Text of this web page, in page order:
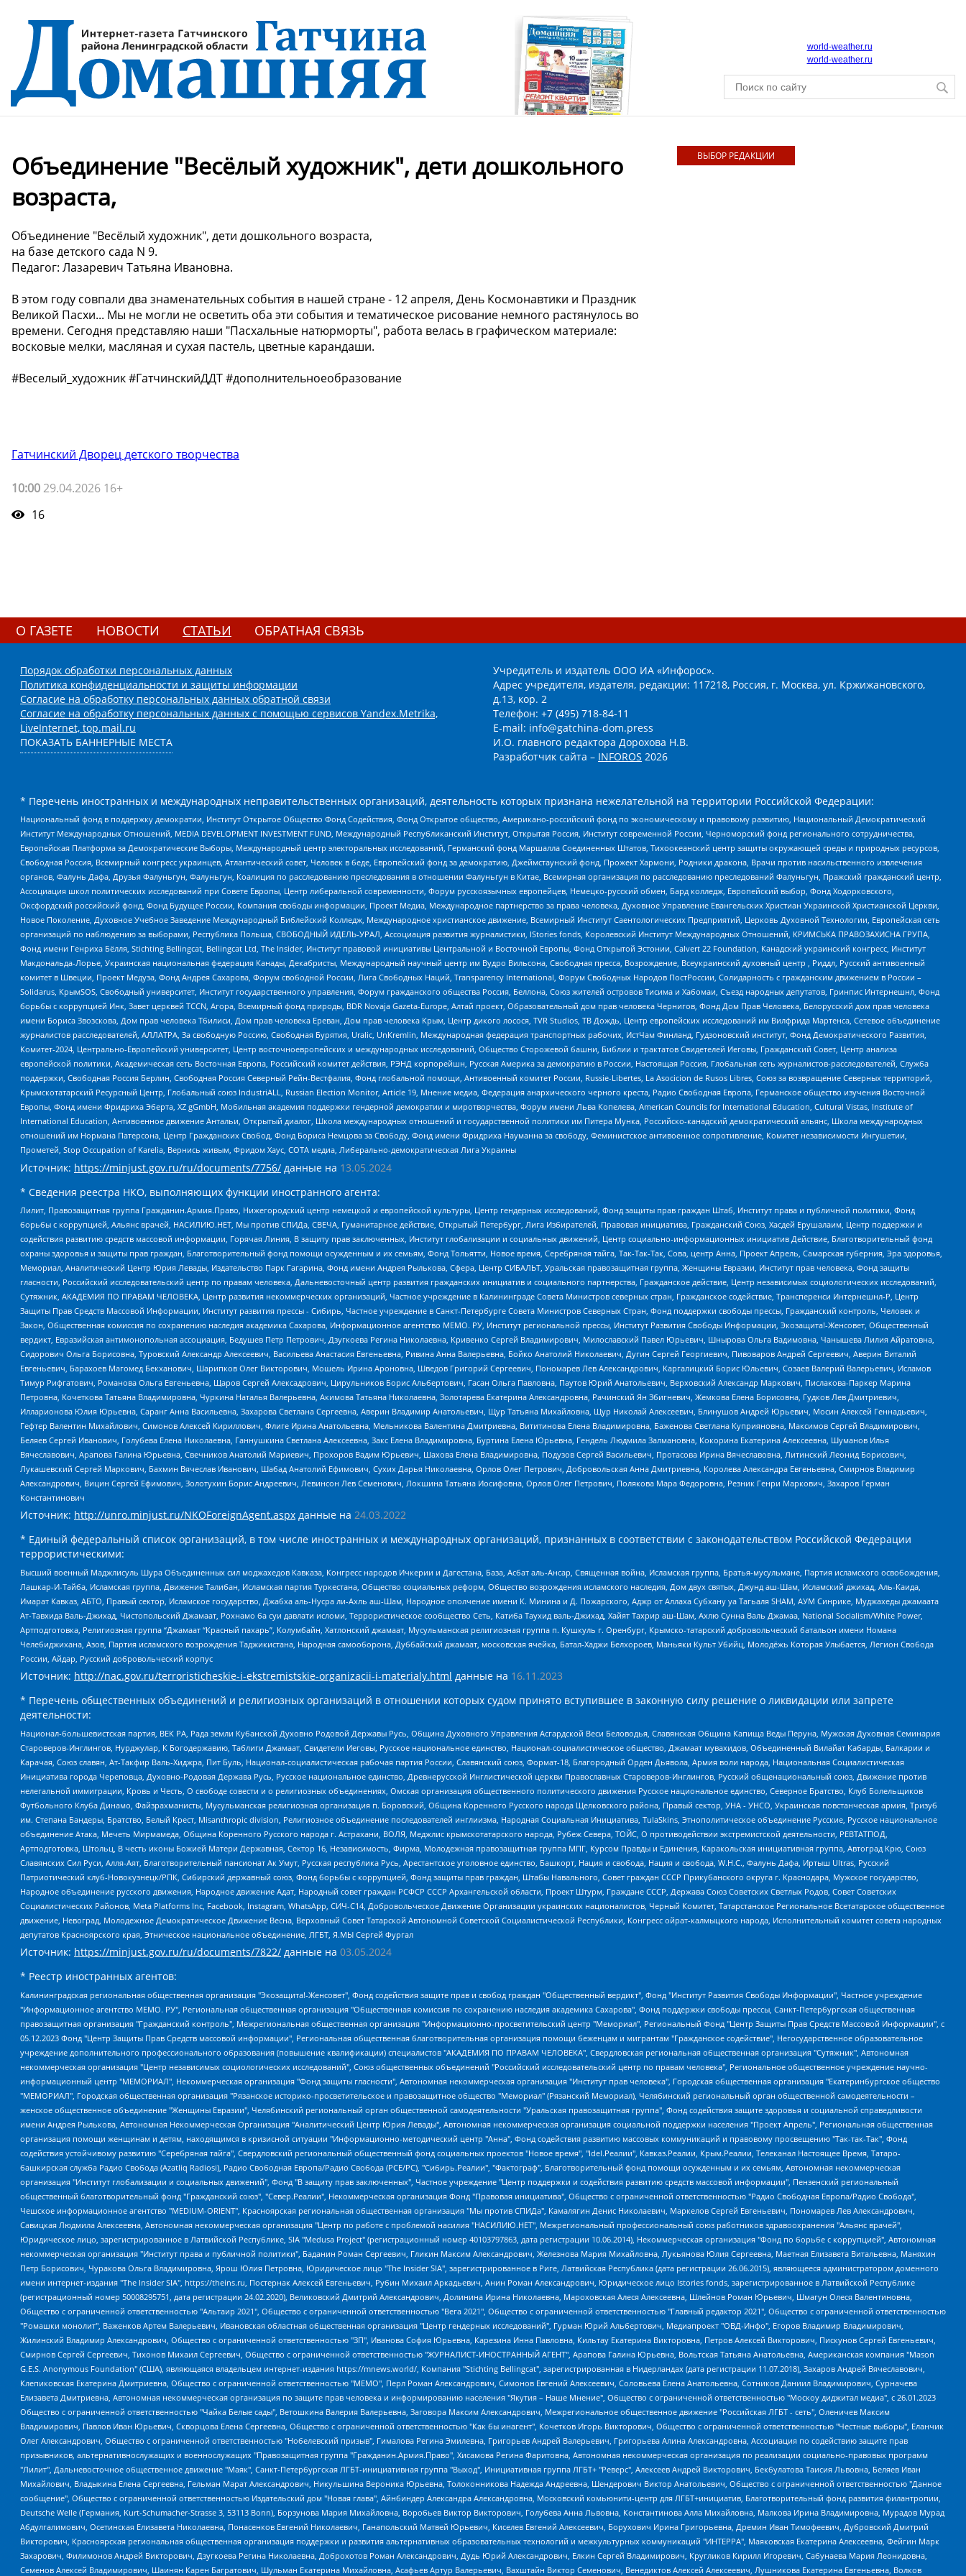
world-weather.ru
world-weather.ru
Объединение "Весёлый художник", дети дошкольного
возраста,
Объединение "Весёлый художник", дети дошкольного возраста,
на базе детского сада N 9.
Педагог: Лазаревич Татьяна Ивановна.
В этом году совпали два знаменательных события в нашей стране - 12 апреля, День Космонавтики и Праздник
Великой Пасхи... Мы не могли не осветить оба эти события и тематическое рисование немного растянулось во
времени. Сегодня представляю наши "Пасхальные натюрморты", работа велась в графическом материале:
восковые мелки, масляная и сухая пастель, цветные карандаши.
#Веселый_художник #ГатчинскийДДТ #дополнительноеобразование
Гатчинский Дворец детского творчества
10:00 29.04.2026 16+
16
ВЫБОР РЕДАКЦИИ
О ГАЗЕТЕ НОВОСТИ СТАТЬИ ОБРАТНАЯ СВЯЗЬ
Порядок обработки персональных данных
Политика конфиденциальности и защиты информации
Согласие на обработку персональных данных обратной связи
Согласие на обработку персональных данных с помощью сервисов Yandex.Metrika,
LiveInternet, top.mail.ru
ПОКАЗАТЬ БАННЕРНЫЕ МЕСТА
Учредитель и издатель ООО ИА «Инфорос».
Адрес учредителя, издателя, редакции: 117218, Россия, г. Москва, ул. Кржижановского,
д.13, кор. 2
Телефон: +7 (495) 718-84-11
E-mail: info@gatchina-dom.press
И.О. главного редактора Дорохова Н.В.
Разработчик сайта – INFOROS 2026
* Перечень иностранных и международных неправительственных организаций, деятельность которых признана нежелательной на территории Российской Федерации:
Национальный фонд в поддержку демократии, Институт Открытое Общество Фонд Содействия, Фонд Открытое общество, Американо-российский фонд по экономическому и правовому развитию, Национальный Демократический
Институт Международных Отношений, MEDIA DEVELOPMENT INVESTMENT FUND, Международный Республиканский Институт, Открытая Россия, Институт современной России, Черноморский фонд регионального сотрудничества,
Европейская Платформа за Демократические Выборы, Международный центр электоральных исследований, Германский фонд Маршалла Соединенных Штатов, Тихоокеанский центр защиты окружающей среды и природных ресурсов,
Свободная Россия, Всемирный конгресс украинцев, Атлантический совет, Человек в беде, Европейский фонд за демократию, Джеймстаунский фонд, Прожект Хармони, Родники дракона, Врачи против насильственного извлечения
органов, Фалунь Дафа, Друзья Фалуньгун, Фалуньгун, Коалиция по расследованию преследования в отношении Фалуньгун в Китае, Всемирная организация по расследованию преследований Фалуньгун, Пражский гражданский центр,
Ассоциация школ политических исследований при Совете Европы, Центр либеральной современности, Форум русскоязычных европейцев, Немецко-русский обмен, Бард колледж, Европейский выбор, Фонд Ходорковского,
Оксфордский российский фонд, Фонд Будущее России, Компания свободы информации, Проект Медиа, Международное партнерство за права человека, Духовное Управление Евангельских Христиан Украинской Христианской Церкви,
Новое Поколение, Духовное Учебное Заведение Международный Библейский Колледж, Международное христианское движение, Всемирный Институт Саентологических Предприятий, Церковь Духовной Технологии, Европейская сеть
организаций по наблюдению за выборами, Республика Польша, СВОБОДНЫЙ ИДЕЛЬ-УРАЛ, Ассоциация развития журналистики, IStories fonds, Королевский Институт Международных Отношений, КРИМСЬКА ПРАВОЗАХИСНА ГРУПА,
Фонд имени Генриха Бёлля, Stichting Bellingcat, Bellingcat Ltd, The Insider, Институт правовой инициативы Центральной и Восточной Европы, Фонд Открытой Эстонии, Calvert 22 Foundation, Канадский украинский конгресс, Институт
Макдональда-Лорье, Украинская национальная федерация Канады, Декабристы, Международный научный центр им Вудро Вильсона, Свободная пресса, Возрождение, Всеукраинский духовный центр , Риддл, Русский антивоенный
комитет в Швеции, Проект Медуза, Фонд Андрея Сахарова, Форум свободной России, Лига Свободных Наций, Transparеncy International, Форум Свободных Народов ПостРоссии, Солидарность с гражданским движением в России –
Solidarus, КрымSOS, Свободный университет, Институт государственного управления, Форум гражданского общества Россия, Беллона, Союз жителей островов Тисима и Хабомаи, Съезд народных депутатов, Гринпис Интернешнл, Фонд
борьбы с коррупцией Инк, Завет церквей TCCN, Агора, Всемирный фонд природы, BDR Novaja Gazeta-Europe, Алтай проект, Образовательный дом прав человека Чернигов, Фонд Дом Прав Человека, Белорусский дом прав человека
имени Бориса Звозскова, Дом прав человека Тбилиси, Дом прав человека Ереван, Дом прав человека Крым, Центр дикого лосося, TVR Studios, ТВ Дождь, Центр европейских исследований им Вилфрида Мартенса, Сетевое объединение
журналистов расследователей, АЛЛАТРА, За свободную Россию, Свободная Бурятия, Uralic, UnKremlin, Международная федерация транспортных рабочих, ИстЧам Финланд, Гудзоновский институт, Фонд Демократического Развития,
Комитет-2024, Центрально-Европейский университет, Центр восточноевропейских и международных исследований, Общество Сторожевой башни, Библии и трактатов Свидетелей Иеговы, Гражданский Совет, Центр анализа
европейской политики, Академическая сеть Восточная Европа, Российский комитет действия, РЭНД корпорейшн, Русская Америка за демократию в России, Настоящая Россия, Глобальная сеть журналистов-расследователей, Служба
поддержки, Свободная Россия Берлин, Свободная Россия Северный Рейн-Вестфалия, Фонд глобальной помощи, Антивоенный комитет России, Russie-Libertes, La Asocicion de Rusos Libres, Союз за возвращение Северных территорий,
Крымскотатарский Ресурсный Центр, Глобальный союз IndustriALL, Russian Election Monitor, Article 19, Мнение медиа, Федерация анархического черного креста, Радио Свободная Европа, Германское общество изучения Восточной
Европы, Фонд имени Фридриха Эберта, XZ gGmbH, Мобильная академия поддержки гендерной демократии и миротворчества, Форум имени Льва Копелева, American Councils for International Education, Cultural Vistas, Institute of
International Education, Антивоенное движение Антальи, Открытый диалог, Школа международных отношений и государственной политики им Питера Мунка, Российско-канадский демократический альянс, Школа международных
отношений им Нормана Патерсона, Центр Гражданских Свобод, Фонд Бориса Немцова за Свободу, Фонд имени Фридриха Науманна за свободу, Феминистское антивоенное сопротивление, Комитет независимости Ингушетии,
Прометей, Stop Occupation of Karelia, Вернись живым, Фридом Хаус, СОТА медиа, Либерально-демократическая Лига Украины
Источник: https://minjust.gov.ru/ru/documents/7756/ данные на 13.05.2024
* Сведения реестра НКО, выполняющих функции иностранного агента:
Лилит, Правозащитная группа Гражданин.Армия.Право, Нижегородский центр немецкой и европейской культуры, Центр гендерных исследований, Фонд защиты прав граждан Штаб, Институт права и публичной политики, Фонд
борьбы с коррупцией, Альянс врачей, НАСИЛИЮ.НЕТ, Мы против СПИДа, СВЕЧА, Гуманитарное действие, Открытый Петербург, Лига Избирателей, Правовая инициатива, Гражданский Союз, Хасдей Ерушалаим, Центр поддержки и
содействия развитию средств массовой информации, Горячая Линия, В защиту прав заключенных, Институт глобализации и социальных движений, Центр социально-информационных инициатив Действие, Благотворительный фонд
охраны здоровья и защиты прав граждан, Благотворительный фонд помощи осужденным и их семьям, Фонд Тольятти, Новое время, Серебряная тайга, Так-Так-Так, Сова, центр Анна, Проект Апрель, Самарская губерния, Эра здоровья,
Мемориал, Аналитический Центр Юрия Левады, Издательство Парк Гагарина, Фонд имени Андрея Рылькова, Сфера, Центр СИБАЛЬТ, Уральская правозащитная группа, Женщины Евразии, Институт прав человека, Фонд защиты
гласности, Российский исследовательский центр по правам человека, Дальневосточный центр развития гражданских инициатив и социального партнерства, Гражданское действие, Центр независимых социологических исследований,
Сутяжник, АКАДЕМИЯ ПО ПРАВАМ ЧЕЛОВЕКА, Центр развития некоммерческих организаций, Частное учреждение в Калининграде Совета Министров северных стран, Гражданское содействие, Трансперенси Интернешнл-Р, Центр
Защиты Прав Средств Массовой Информации, Институт развития прессы - Сибирь, Частное учреждение в Санкт-Петербурге Совета Министров Северных Стран, Фонд поддержки свободы прессы, Гражданский контроль, Человек и
Закон, Общественная комиссия по сохранению наследия академика Сахарова, Информационное агентство МЕМО. РУ, Институт региональной прессы, Институт Развития Свободы Информации, Экозащита!-Женсовет, Общественный
вердикт, Евразийская антимонопольная ассоциация, Бедушев Петр Петрович, Дзугкоева Регина Николаевна, Кривенко Сергей Владимирович, Милославский Павел Юрьевич, Шнырова Ольга Вадимовна, Чанышева Лилия Айратовна,
Сидорович Ольга Борисовна, Туровский Александр Алексеевич, Васильева Анастасия Евгеньевна, Ривина Анна Валерьевна, Бойко Анатолий Николаевич, Дугин Сергей Георгиевич, Пивоваров Андрей Сергеевич, Аверин Виталий
Евгеньевич, Барахоев Магомед Бекханович, Шарипков Олег Викторович, Мошель Ирина Ароновна, Шведов Григорий Сергеевич, Пономарев Лев Александрович, Каргалицкий Борис Юльевич, Созаев Валерий Валерьевич, Исламов
Тимур Рифгатович, Романова Ольга Евгеньевна, Щаров Сергей Алексадрович, Цирульников Борис Альбертович, Гасан Ольга Павловна, Паутов Юрий Анатольевич, Верховский Александр Маркович, Пислакова-Паркер Марина
Петровна, Кочеткова Татьяна Владимировна, Чуркина Наталья Валерьевна, Акимова Татьяна Николаевна, Золотарева Екатерина Александровна, Рачинский Ян Збигневич, Жемкова Елена Борисовна, Гудков Лев Дмитриевич,
Илларионова Юлия Юрьевна, Саранг Анна Васильевна, Захарова Светлана Сергеевна, Аверин Владимир Анатольевич, Щур Татьяна Михайловна, Щур Николай Алексеевич, Блинушов Андрей Юрьевич, Мосин Алексей Геннадьевич,
Гефтер Валентин Михайлович, Симонов Алексей Кириллович, Флиге Ирина Анатольевна, Мельникова Валентина Дмитриевна, Вититинова Елена Владимировна, Баженова Светлана Куприяновна, Максимов Сергей Владимирович,
Беляев Сергей Иванович, Голубева Елена Николаевна, Ганнушкина Светлана Алексеевна, Закс Елена Владимировна, Буртина Елена Юрьевна, Гендель Людмила Залмановна, Кокорина Екатерина Алексеевна, Шуманов Илья
Вячеславович, Арапова Галина Юрьевна, Свечников Анатолий Мариевич, Прохоров Вадим Юрьевич, Шахова Елена Владимировна, Подузов Сергей Васильевич, Протасова Ирина Вячеславовна, Литинский Леонид Борисович,
Лукашевский Сергей Маркович, Бахмин Вячеслав Иванович, Шабад Анатолий Ефимович, Сухих Дарья Николаевна, Орлов Олег Петрович, Добровольская Анна Дмитриевна, Королева Александра Евгеньевна, Смирнов Владимир
Александрович, Вицин Сергей Ефимович, Золотухин Борис Андреевич, Левинсон Лев Семенович, Локшина Татьяна Иосифовна, Орлов Олег Петрович, Полякова Мара Федоровна, Резник Генри Маркович, Захаров Герман
Константинович
Источник: http://unro.minjust.ru/NKOForeignAgent.aspx данные на 24.03.2022
* Единый федеральный список организаций, в том числе иностранных и международных организаций, признанных в соответствии с законодательством Российской Федерации
террористическими:
Высший военный Маджлисуль Шура Объединенных сил моджахедов Кавказа, Конгресс народов Ичкерии и Дагестана, База, Асбат аль-Ансар, Священная война, Исламская группа, Братья-мусульмане, Партия исламского освобождения,
Лашкар-И-Тайба, Исламская группа, Движение Талибан, Исламская партия Туркестана, Общество социальных реформ, Общество возрождения исламского наследия, Дом двух святых, Джунд аш-Шам, Исламский джихад, Аль-Каида,
Имарат Кавказ, АБТО, Правый сектор, Исламское государство, Джабха аль-Нусра ли-Ахль аш-Шам, Народное ополчение имени К. Минина и Д. Пожарского, Аджр от Аллаха Субхану уа Тагьаля SHAM, АУМ Синрике, Муджахеды джамаата
Ат-Тавхида Валь-Джихад, Чистопольский Джамаат, Рохнамо ба суи давлати исломи, Террористическое сообщество Сеть, Катиба Таухид валь-Джихад, Хайят Тахрир аш-Шам, Ахлю Сунна Валь Джамаа, National Socialism/White Power,
Артподготовка, Религиозная группа “Джамаат “Красный пахарь”, Колумбайн, Хатлонский джамаат, Мусульманская религиозная группа п. Кушкуль г. Оренбург, Крымско-татарский добровольческий батальон имени Номана
Челебиджихана, Азов, Партия исламского возрождения Таджикистана, Народная самооборона, Дуббайский джамаат, московская ячейка, Батал-Хаджи Белхороев, Маньяки Культ Убийц, Молодёжь Которая Улыбается, Легион Свобода
России, Айдар, Русский добровольческий корпус
Источник: http://nac.gov.ru/terroristicheskie-i-ekstremistskie-organizacii-i-materialy.html данные на 16.11.2023
* Перечень общественных объединений и религиозных организаций в отношении которых судом принято вступившее в законную силу решение о ликвидации или запрете
деятельности:
Национал-большевистская партия, ВЕК РА, Рада земли Кубанской Духовно Родовой Державы Русь, Община Духовного Управления Асгардской Веси Беловодья, Славянская Община Капища Веды Перуна, Мужская Духовная Семинария
Староверов-Инглингов, Нурджулар, К Богодержавию, Таблиги Джамаат, Свидетели Иеговы, Русское национальное единство, Национал-социалистическое общество, Джамаат мувахидов, Объединенный Вилайат Кабарды, Балкарии и
Карачая, Союз славян, Ат-Такфир Валь-Хиджра, Пит Буль, Национал-социалистическая рабочая партия России, Славянский союз, Формат-18, Благородный Орден Дьявола, Армия воли народа, Национальная Социалистическая
Инициатива города Череповца, Духовно-Родовая Держава Русь, Русское национальное единство, Древнерусской Инглистической церкви Православных Староверов-Инглингов, Русский общенациональный союз, Движение против
нелегальной иммиграции, Кровь и Честь, О свободе совести и о религиозных объединениях, Омская организация общественного политического движения Русское национальное единство, Северное Братство, Клуб Болельщиков
Футбольного Клуба Динамо, Файзрахманисты, Мусульманская религиозная организация п. Боровский, Община Коренного Русского народа Щелковского района, Правый сектор, УНА - УНСО, Украинская повстанческая армия, Тризуб
им. Степана Бандеры, Братство, Белый Крест, Misanthropic division, Религиозное объединение последователей инглиизма, Народная Социальная Инициатива, TulaSkins, Этнополитическое объединение Русские, Русское национальное
объединение Атака, Мечеть Мирмамеда, Община Коренного Русского народа г. Астрахани, ВОЛЯ, Меджлис крымскотатарского народа, Рубеж Севера, ТОЙС, О противодействии экстремистской деятельности, РЕВТАТПОД,
Артподготовка, Штольц, В честь иконы Божией Матери Державная, Сектор 16, Независимость, Фирма, Молодежная правозащитная группа МПГ, Курсом Правды и Единения, Каракольская инициативная группа, Автоград Крю, Союз
Славянских Сил Руси, Алля-Аят, Благотворительный пансионат Ак Умут, Русская республика Русь, Арестантское уголовное единство, Башкорт, Нация и свобода, Нация и свобода, W.H.С., Фалунь Дафа, Иртыш Ultras, Русский
Патриотический клуб-Новокузнецк/РПК, Сибирский державный союз, Фонд борьбы с коррупцией, Фонд защиты прав граждан, Штабы Навального, Совет граждан СССР Прикубанского округа г. Краснодара, Мужское государство,
Народное объединение русского движения, Народное движение Адат, Народный совет граждан РСФСР СССР Архангельской области, Проект Штурм, Граждане СССР, Держава Союз Советских Светлых Родов, Совет Советских
Социалистических Районов, Meta Platforms Inc, Facebook, Instagram, WhatsApp, СИЧ-С14, Добровольческое Движение Организации украинских националистов, Черный Комитет, Татарстанское Региональное Всетатарское общественное
движение, Невоград, Молодежное Демократическое Движение Весна, Верховный Совет Татарской Автономной Советской Социалистической Республики, Конгресс ойрат-калмыцкого народа, Исполнительный комитет совета народных
депутатов Красноярского края, Этническое национальное объединение, ЛГБТ, Я.МЫ Сергей Фургал
Источник: https://minjust.gov.ru/ru/documents/7822/ данные на 03.05.2024
* Реестр иностранных агентов:
Калининградская региональная общественная организация "Экозащита!-Женсовет", Фонд содействия защите прав и свобод граждан "Общественный вердикт", Фонд "Институт Развития Свободы Информации", Частное учреждение "Информационное агентство МЕМО. РУ", Региональная общественная организация "Общественная комиссия по сохранению наследия академика Сахарова", Фонд поддержки свободы прессы, Санкт-Петербургская общественная правозащитная организация "Гражданский контроль", Межрегиональная общественная организация "Информационно-просветительский центр "Мемориал", Региональный Фонд "Центр Защиты Прав Средств Массовой Информации", с 05.12.2023 Фонд "Центр Защиты Прав Средств массовой информации", Региональная общественная благотворительная организация помощи беженцам и мигрантам "Гражданское содействие", Негосударственное образовательное учреждение дополнительного профессионального образования (повышение квалификации) специалистов "АКАДЕМИЯ ПО ПРАВАМ ЧЕЛОВЕКА", Свердловская региональная общественная организация "Сутяжник", Автономная некоммерческая организация "Центр независимых социологических исследований", Союз общественных объединений "Российский исследовательский центр по правам человека", Региональное общественное учреждение научно-информационный центр "МЕМОРИАЛ", Некоммерческая организация "Фонд защиты гласности", Автономная некоммерческая организация "Институт прав человека", Городская общественная организация "Екатеринбургское общество "МЕМОРИАЛ", Городская общественная организация "Рязанское историко-просветительское и правозащитное общество "Мемориал" (Рязанский Мемориал), Челябинский региональный орган общественной самодеятельности – женское общественное объединение "Женщины Евразии", Челябинский региональный орган общественной самодеятельности "Уральская правозащитная группа", Фонд содействия защите здоровья и социальной справедливости имени Андрея Рылькова, Автономная Некоммерческая Организация "Аналитический Центр Юрия Левады", Автономная некоммерческая организация социальной поддержки населения "Проект Апрель", Региональная общественная организация помощи женщинам и детям, находящимся в кризисной ситуации "Информационно-методический центр "Анна", Фонд содействия развитию массовых коммуникаций и правовому просвещению "Так-так-Так", Фонд содействия устойчивому развитию "Серебряная тайга", Свердловский региональный общественный фонд социальных проектов "Новое время", "Idel.Реалии", Кавказ.Реалии, Крым.Реалии, Телеканал Настоящее Время, Татаро-башкирская служба Радио Свобода (Azatliq Radiosi), Радио Свободная Европа/Радио Свобода (PCE/PC), "Сибирь.Реалии", "Фактограф", Благотворительный фонд помощи осужденным и их семьям, Автономная некоммерческая организация "Институт глобализации и социальных движений", Фонд "В защиту прав заключенных", Частное учреждение "Центр поддержки и содействия развитию средств массовой информации", Пензенский региональный общественный благотворительный фонд "Гражданский союз", "Север.Реалии", Некоммерческая организация Фонд "Правовая инициатива", Общество с ограниченной ответственностью "Радио Свободная Европа/Радио Свобода", Чешское информационное агентство "MEDIUM-ORIENT", Красноярская региональная общественная организация "Мы против СПИДа", Камалягин Денис Николаевич, Маркелов Сергей Евгеньевич, Пономарев Лев Александрович, Савицкая Людмила Алексеевна, Автономная некоммерческая организация "Центр по работе с проблемой насилия "НАСИЛИЮ.НЕТ", Межрегиональный профессиональный союз работников здравоохранения "Альянс врачей", Юридическое лицо, зарегистрированное в Латвийской Республике, SIA "Medusa Project" (регистрационный номер 40103797863, дата регистрации 10.06.2014), Некоммерческая организация "Фонд по борьбе с коррупцией", Автономная некоммерческая организация "Институт права и публичной политики", Баданин Роман Сергеевич, Гликин Максим Александрович, Железнова Мария Михайловна, Лукьянова Юлия Сергеевна, Маетная Елизавета Витальевна, Маняхин Петр Борисович, Чуракова Ольга Владимировна, Ярош Юлия Петровна, Юридическое лицо "The Insider SIA", зарегистрированное в Риге, Латвийская Республика (дата регистрации 26.06.2015), являющееся администратором доменного имени интернет-издания "The Insider SIA", https://theins.ru, Постернак Алексей Евгеньевич, Рубин Михаил Аркадьевич, Анин Роман Александрович, Юридическое лицо Istories fonds, зарегистрированное в Латвийской Республике (регистрационный номер 50008295751, дата регистрации 24.02.2020), Великовский Дмитрий Александрович, Долинина Ирина Николаевна, Мароховская Алеся Алексеевна, Шлейнов Роман Юрьевич, Шмагун Олеся Валентиновна, Общество с ограниченной ответственностью "Альтаир 2021", Общество с ограниченной ответственностью "Вега 2021", Общество с ограниченной ответственностью "Главный редактор 2021", Общество с ограниченной ответственностью "Ромашки монолит", Важенков Артем Валерьевич, Ивановская областная общественная организация "Центр гендерных исследований", Гурман Юрий Альбертович, Медиапроект "ОВД-Инфо", Егоров Владимир Владимирович, Жилинский Владимир Александрович, Общество с ограниченной ответственностью "ЗП", Иванова София Юрьевна, Карезина Инна Павловна, Кильтау Екатерина Викторовна, Петров Алексей Викторович, Пискунов Сергей Евгеньевич, Смирнов Сергей Сергеевич, Тихонов Михаил Сергеевич, Общество с ограниченной ответственностью "ЖУРНАЛИСТ-ИНОСТРАННЫЙ АГЕНТ", Арапова Галина Юрьевна, Вольтская Татьяна Анатольевна, Американская компания "Mason G.E.S. Anonymous Foundation" (США), являющаяся владельцем интернет-издания https://mnews.world/, Компания "Stichting Bellingcat", зарегистрированная в Нидерландах (дата регистрации 11.07.2018), Захаров Андрей Вячеславович, Клепиковская Екатерина Дмитриевна, Общество с ограниченной ответственностью "МЕМО", Перл Роман Александрович, Симонов Евгений Алексеевич, Соловьева Елена Анатольевна, Сотников Даниил Владимирович, Сурначева Елизавета Дмитриевна, Автономная некоммерческая организация по защите прав человека и информированию населения "Якутия – Наше Мнение", Общество с ограниченной ответственностью "Москоу диджитал медиа", с 26.01.2023 Общество с ограниченной ответственностью "Чайка Белые сады", Ветошкина Валерия Валерьевна, Заговора Максим Александрович, Межрегиональное общественное движение "Российская ЛГБТ - сеть", Оленичев Максим Владимирович, Павлов Иван Юрьевич, Скворцова Елена Сергеевна, Общество с ограниченной ответственностью "Как бы инагент", Кочетков Игорь Викторович, Общество с ограниченной ответственностью "Честные выборы", Еланчик Олег Александрович, Общество с ограниченной ответственностью "Нобелевский призыв", Гималова Регина Эмилевна, Григорьев Андрей Валерьевич, Григорьева Алина Александровна, Ассоциация по содействию защите прав призывников, альтернативнослужащих и военнослужащих "Правозащитная группа "Гражданин.Армия.Право", Хисамова Регина Фаритовна, Автономная некоммерческая организация по реализации социально-правовых программ "Лилит", Дальневосточное общественное движение "Маяк", Санкт-Петербургская ЛГБТ-инициативная группа "Выход", Инициативная группа ЛГБТ+ "Реверс", Алексеев Андрей Викторович, Бекбулатова Таисия Львовна, Беляев Иван Михайлович, Владыкина Елена Сергеевна, Гельман Марат Александрович, Никульшина Вероника Юрьевна, Толоконникова Надежда Андреевна, Шендерович Виктор Анатольевич, Общество с ограниченной ответственностью "Данное сообщение", Общество с ограниченной ответственностью Издательский дом "Новая глава", Айнбиндер Александра Александровна, Московский комьюнити-центр для ЛГБТ+инициатив, Благотворительный фонд развития филантропии, Deutsche Welle (Германия, Kurt-Schumacher-Strasse 3, 53113 Bonn), Борзунова Мария Михайловна, Воробьев Виктор Викторович, Голубева Анна Львовна, Константинова Алла Михайловна, Малкова Ирина Владимировна, Мурадов Мурад Абдулгалимович, Осетинская Елизавета Николаевна, Понасенков Евгений Николаевич, Ганапольский Матвей Юрьевич, Киселев Евгений Алексеевич, Борухович Ирина Григорьевна, Дремин Иван Тимофеевич, Дубровский Дмитрий Викторович, Красноярская региональная общественная организация поддержки и развития альтернативных образовательных технологий и межкультурных коммуникаций "ИНТЕРРА", Маяковская Екатерина Алексеевна, Фейгин Марк Захарович, Филимонов Андрей Викторович, Дзугкоева Регина Николаевна, Доброхотов Роман Александрович, Дудь Юрий Александрович, Елкин Сергей Владимирович, Кругликов Кирилл Игоревич, Сабунаева Мария Леонидовна, Семенов Алексей Владимирович, Шаинян Карен Багратович, Шульман Екатерина Михайловна, Асафьев Артур Валерьевич, Вахштайн Виктор Семенович, Венедиктов Алексей Алексеевич, Лушникова Екатерина Евгеньевна, Волков Леонид Михайлович, Невзоров Александр Глебович, Пархоменко Сергей Борисович, Сироткин Ярослав Николаевич, Кара-Мурза Владимир Владимирович, Баранова Наталья Владимировна, Гозман Леонид Яковлевич, Кагарлицкий Борис Юльевич, Климарев Михаил Валерьевич, Милов Владимир Станиславович, Автономная некоммерческая организация Краснодарский центр современного искусства "Типография", Моргенштерн Алишер Тагирович, Соболь Любовь Эдуардовна, Общество с ограниченной ответственностью "ЛИЗА НОРМ", Каспаров Гарри Кимович, Ходорковский Михаил Борисович, Общество с ограниченной ответственностью "Апрельские тезисы", Данилович Ирина Брониславовна, Кашин Олег Владимирович, Петров Николай Владимирович, Пивоваров Алексей Владимирович, Соколов Михаил Владимирович, Цветкова Юлия Владимировна, Чичваркин Евгений Александрович, Комитет против пыток/Команда против пыток, Общество с ограниченной ответственностью "Первый научный", Общество с ограниченной ответственностью "Вертолет и ко", Белоцерковская Вероника Борисовна, Кац Максим Евгеньевич, Лазарева Татьяна Юрьевна, Шаведдинов Руслан Табризович, Яшин Илья Валерьевич, Общество с ограниченной ответственностью "Иноагент ААВ", Алешковский Дмитрий Петрович, Альбац Евгения Марковна, Быков Дмитрий Львович, Галямина Юлия Евгеньевна, Лойко Сергей Леонидович, Мартынов Кирилл Константинович, Медведев Сергей Александрович, Крашенинников Федор Геннадиевич, Гордеева Катерина Вл